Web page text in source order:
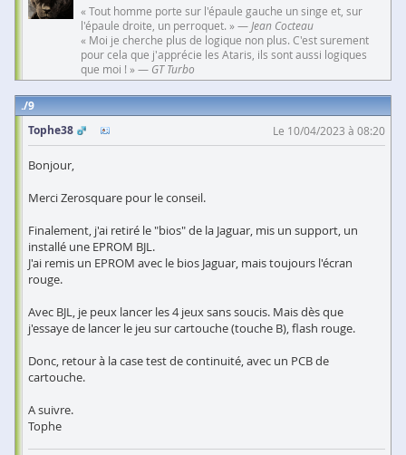
« Tout homme porte sur l'épaule gauche un singe et, sur
l'épaule droite, un perroquet. » — Jean Cocteau
« Moi je cherche plus de logique non plus. C'est surement
pour cela que j'apprécie les Ataris, ils sont aussi logiques
que moi ! » — GT Turbo
9
Tophe38
Le 10/04/2023 à 08:20
Bonjour,
Merci Zerosquare pour le conseil.
Finalement, j'ai retiré le "bios" de la Jaguar, mis un support, un
installé une EPROM BJL.
J'ai remis un EPROM avec le bios Jaguar, mais toujours l'écran
rouge.
Avec BJL, je peux lancer les 4 jeux sans soucis. Mais dès que
j'essaye de lancer le jeu sur cartouche (touche B), flash rouge.
Donc, retour à la case test de continuité, avec un PCB de
cartouche.
A suivre.
Tophe